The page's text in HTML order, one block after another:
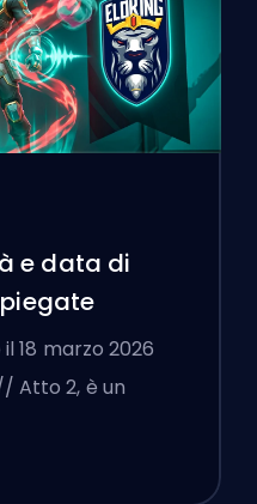
e data di
il 18 marzo 2026
Atto 2, è un